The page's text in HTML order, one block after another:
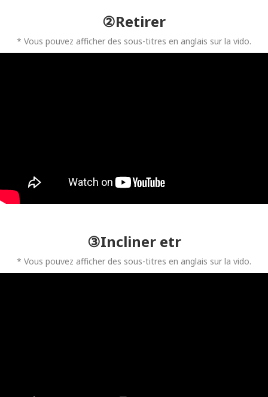
②Retirer
* Vous pouvez afficher des sous-titres en anglais sur la vido.
③Incliner etr
* Vous pouvez afficher des sous-titres en anglais sur la vido.